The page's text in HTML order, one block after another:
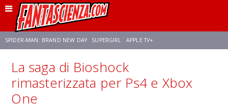
SPIDER-MAN: BRAND NEW DAY SUPERGIRL APPLE TV+
FRANCO RICCIARDIELLO ZENDAYA STAR TREK
La saga di Bioshock
rimasterizzata per Ps4 e Xbox
One